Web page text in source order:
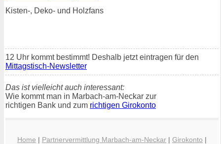
Kisten-, Deko- und Holzfans
12 Uhr kommt bestimmt! Deshalb jetzt eintragen für den
Mittagstisch-Newsletter
Das ist vielleicht auch interessant:
Wie kommt man in Marbach-am-Neckar zur
richtigen Bank und zum richtigen Girokonto
Home | Partnervermittlung Marbach-am-Neckar | Girokonto |